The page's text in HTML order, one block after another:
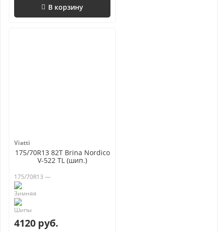
В корзину
Viatti
175/70R13 82T Brina Nordico
V-522 TL (шип.)
175/70R13 —
4120 руб.